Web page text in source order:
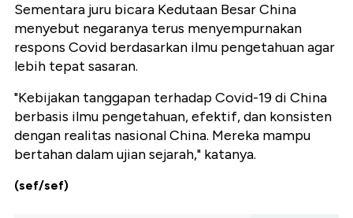
Sementara juru bicara Kedutaan Besar China
menyebut negaranya terus menyempurnakan
respons Covid berdasarkan ilmu pengetahuan agar
lebih tepat sasaran.
"Kebijakan tanggapan terhadap Covid-19 di China
berbasis ilmu pengetahuan, efektif, dan konsisten
dengan realitas nasional China. Mereka mampu
bertahan dalam ujian sejarah," katanya.
(sef/sef)